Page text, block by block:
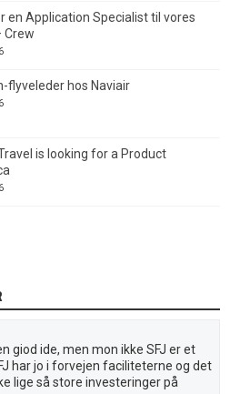
en Application Specialist til vores
Crew
flyveleder hos Naviair
is looking for a Product
giod ide, men mon ikke SFJ er et
har jo i forvejen faciliteterne og det
lige så store investeringer på